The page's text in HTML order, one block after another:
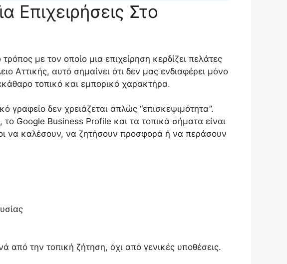
Επιχειρήσεις Στο
με τον οποίο μια επιχείρηση κερδίζει πελάτες
Αττικής, αυτό σημαίνει ότι δεν μας ενδιαφέρει μόνο
τοπικό και εμπορικό χαρακτήρα.
δεν χρειάζεται απλώς “επισκεψιμότητα”.
Google Business Profile και τα τοπικά σήματα είναι
να καλέσουν, να ζητήσουν προσφορά ή να περάσουν
από την τοπική ζήτηση, όχι από γενικές υποθέσεις.